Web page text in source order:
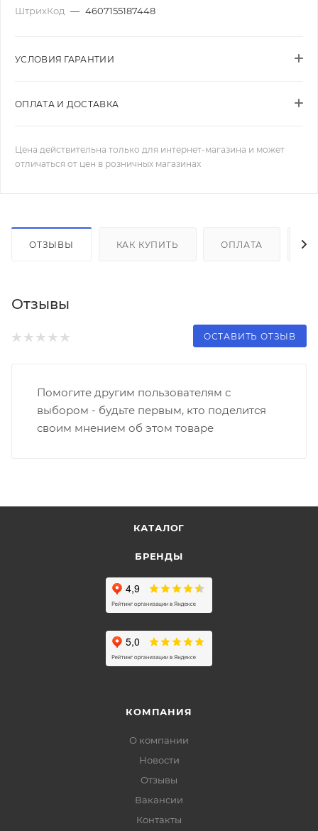
ШтрихКод — 4607155187448
УСЛОВИЯ ГАРАНТИИ
ОПЛАТА И ДОСТАВКА
Цена действительна только для интернет-магазина и может
отличаться от цен в розничных магазинах
ОТЗЫВЫ КАК КУПИТЬ ОПЛАТА
Отзывы
ОСТАВИТЬ ОТЗЫВ
Помогите другим пользователям с
выбором - будьте первым, кто поделится
своим мнением об этом товаре
КАТАЛОГ
БРЕНДЫ
КОМПАНИЯ
О компании
Новости
Отзывы
Вакансии
Контакты